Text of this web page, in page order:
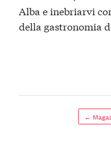
Alba e inebriarvi
della gastronomia
←